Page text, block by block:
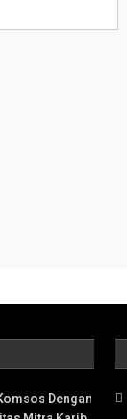
Dengan